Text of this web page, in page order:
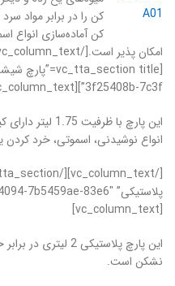
کن را در برابر مواد
کن آماده‌سازی انواع
3f25408b-7c3f”][vc_column_text]
این پارچ با
انواع نوشیدنی، اسموتی، خرد
[vc_column_text]
این پارچ پلاستیکی
نشکن است.